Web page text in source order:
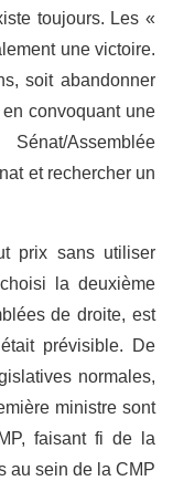
toujours. Les «
une victoire.
soit abandonner
convoquant une
Assemblée
et rechercher un
prix sans utiliser
la deuxième
de droite, est
prévisible. De
normales,
ministre sont
faisant fi de la
au sein de la CMP